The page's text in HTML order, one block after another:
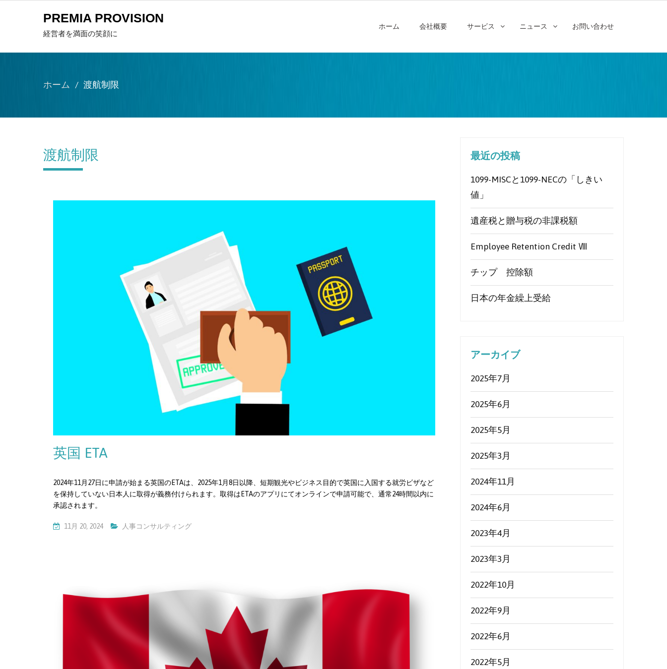
PREMIA PROVISION
経営者を満面の笑顔に
ホーム 会社概要 サービス ニュース お問い合わせ
ホーム 渡航制限
渡航制限
英国 ETA
2024年11月27日に申請が始まる英国のETAは、2025年1月8日以降、短期観光やビジネス目的で英国に入国する就労ビザなど
を保持していない日本人に取得が義務付けられます。取得はETAのアプリにてオンラインで申請可能で、通常24時間以内に
承認されます。
11月 20, 2024 人事コンサルティング
最近の投稿
1099-MISCと1099-NECの「しきい
値」
遺産税と贈与税の非課税額
Employee Retention Credit Ⅷ
チップ 控除額
日本の年金繰上受給
アーカイブ
2025年7月
2025年6月
2025年5月
2025年3月
2024年11月
2024年6月
2023年4月
2023年3月
2022年10月
2022年9月
2022年6月
2022年5月